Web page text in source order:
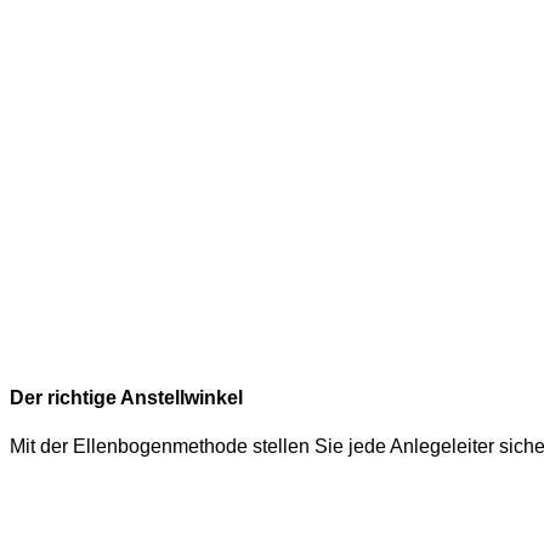
Der richtige Anstellwinkel
Mit der Ellenbogenmethode stellen Sie jede Anlegeleiter